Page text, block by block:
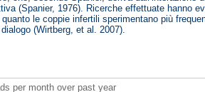
(Spanier, 1976). Ricerche effettuate hanno
le coppie infertili sperimentano più
(Wirtberg, et al. 2007).
per month over past year